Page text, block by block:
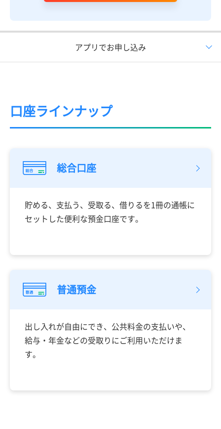
アプリでお申し込み
口座ラインナップ
総合口座
貯める、支払う、受取る、借りるを1冊の通帳に
セットした便利な預金口座です。
普通預金
出し入れが自由にでき、公共料金の支払いや、
給与・年金などの受取りにご利用いただけま
す。